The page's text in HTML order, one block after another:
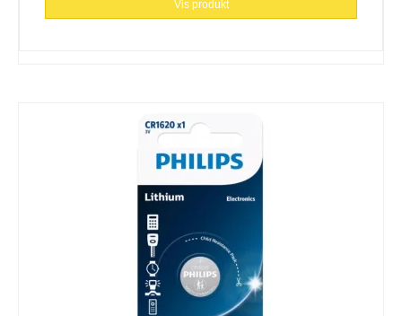
Vis produkt